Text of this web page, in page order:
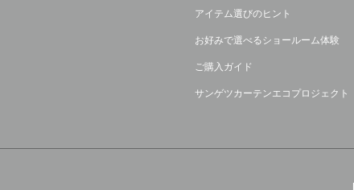
アイテム選びのヒント
お好みで選べるショールーム体験
ご購入ガイド
サンゲツカーテンエコプロジェクト